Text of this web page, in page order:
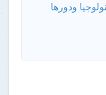
ودورها